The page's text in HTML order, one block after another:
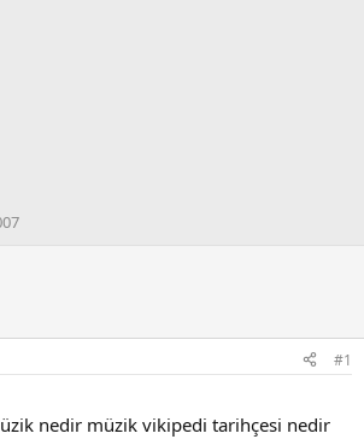
#1
nedir müzik vikipedi tarihçesi nedir